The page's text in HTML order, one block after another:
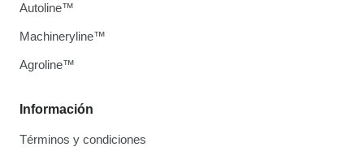
Información
Términos y condiciones
Autoline™
Machineryline™
Agroline™